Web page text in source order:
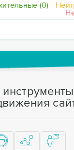
(0)